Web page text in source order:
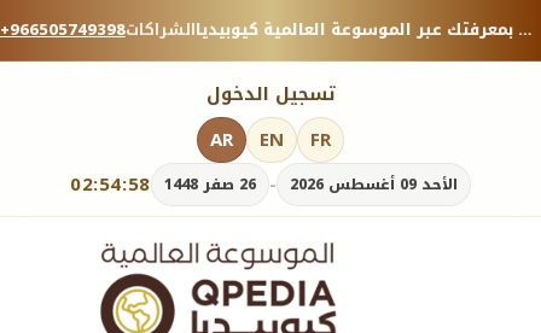
+966505749398الشراكات منصة معرفية موثوقة — شارك بمعرفتك عبر الموسوعة العالمية كيوبيديا.
تسجيل الدخول
02:54:59 الأحد 09 أغسطس 2026 - 26 صفر 1448
AR EN FR